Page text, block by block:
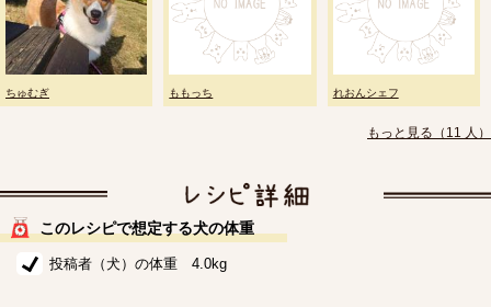
ちゅむぎ ももっち れおんシェフ
もっと見る（11 人）
このレシピで想定する犬の体重
投稿者（犬）の体重 4.0kg